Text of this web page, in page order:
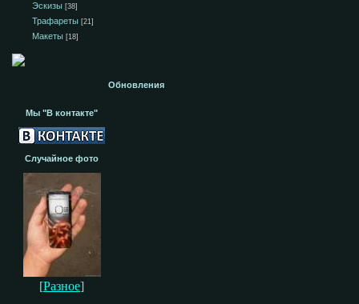
Эскизы [38]
Трафареты [21]
Макеты [18]
Обновления
Мы "В контакте"
Случайное фото
[Разное]